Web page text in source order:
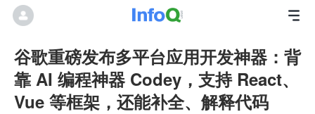
谷歌重磅发布多平台应用开发神器：背
靠 AI 编程神器 Codey，支持 React、
Vue 等框架，还能补全、解释代码